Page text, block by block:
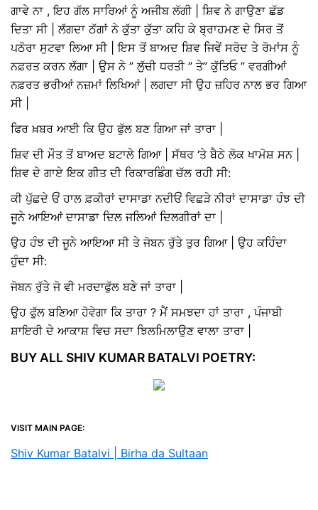
ਗਾਵੇ ਨਾ , ਇਹ ਗੱਲ ਸਾਰਿਆਂ ਨੂੰ ਅਜੀਬ ਲੱਗੀ | ਸ਼ਿਵ ਨੇ ਗਾਉਣਾ ਛੱਡ
ਦਿਤਾ ਸੀ | ਲੱਗਦਾ ਠੱਗਾਂ ਨੇ ਕੁੱਤਾ ਕੁੱਤਾ ਕਹਿ ਕੇ ਬ੍ਰਾਹਮਣ ਦੇ ਸਿਰ ਤੋਂ
ਪਠੋਰਾ ਸੁਟਵਾ ਲਿਆ ਸੀ | ਇਸ ਤੋਂ ਬਾਅਦ ਸ਼ਿਵ ਜਿਵੇਂ ਸਰੋਦ ਤੇ ਰੋਮਾਂਸ ਨੂੰ
ਨਫ਼ਰਤ ਕਰਨ ਲੱਗਾ | ਉਸ ਨੇ ” ਲੁੱਚੀ ਧਰਤੀ ” ਤੇ” ਕੁੱਤਿਓ ” ਵਰਗੀਆਂ
ਨਫ਼ਰਤ ਭਰੀਆਂ ਨਜ਼ਮਾਂ ਲਿਖਿਆਂ | ਲਗਦਾ ਸੀ ਉਹ ਜ਼ਹਿਰ ਨਾਲ ਭਰ ਗਿਆ
ਸੀ |
ਫਿਰ ਖ਼ਬਰ ਆਈ ਕਿ ਉਹ ਫੁੱਲ ਬਣ ਗਿਆ ਜਾਂ ਤਾਰਾ |
ਸ਼ਿਵ ਦੀ ਮੌਤ ਤੋਂ ਬਾਅਦ ਬਟਾਲੇ ਗਿਆ | ਸੱਥਰ ‘ਤੇ ਬੈਠੇ ਲੋਕ ਖਾਮੋਸ਼ ਸਨ |
ਸ਼ਿਵ ਦੇ ਗਾਏ ਇਕ ਗੀਤ ਦੀ ਰਿਕਾਰਡਿੰਗ ਚੱਲ ਰਹੀ ਸੀ:
ਕੀ ਪੁੱਛਦੇ ਓਂ ਹਾਲ ਫ਼ਕੀਰਾਂ ਦਾਸਾਡਾ ਨਦੀਓਂ ਵਿਛੜੇ ਨੀਰਾਂ ਦਾਸਾਡਾ ਹੰਝ ਦੀ
ਜੂਨੇ ਆਇਆਂ ਦਾਸਾਡਾ ਦਿਲ ਜਲਿਆਂ ਦਿਲਗੀਰਾਂ ਦਾ |
ਉਹ ਹੰਝ ਦੀ ਜੂਨੇ ਆਇਆ ਸੀ ਤੇ ਜੋਬਨ ਰੁੱਤੇ ਤੁਰ ਗਿਆ | ਉਹ ਕਹਿੰਦਾ
ਹੁੰਦਾ ਸੀ:
ਜੋਬਨ ਰੁੱਤੇ ਜੋ ਵੀ ਮਰਦਾਫੁੱਲ ਬਣੇ ਜਾਂ ਤਾਰਾ |
ਉਹ ਫੁੱਲ ਬਣਿਆ ਹੋਵੇਗਾ ਕਿ ਤਾਰਾ ? ਮੈਂ ਸਮਝਦਾ ਹਾਂ ਤਾਰਾ , ਪੰਜਾਬੀ
ਸ਼ਾਇਰੀ ਦੇ ਆਕਾਸ਼ ਵਿਚ ਸਦਾ ਝਿਲਮਿਲਾਉਣ ਵਾਲਾ ਤਾਰਾ |
BUY ALL SHIV KUMAR BATALVI POETRY:
VISIT MAIN PAGE:
Shiv Kumar Batalvi | Birha da Sultaan